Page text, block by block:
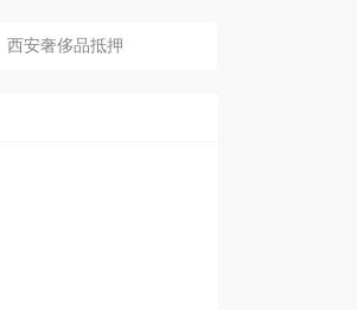
西安奢侈品抵押